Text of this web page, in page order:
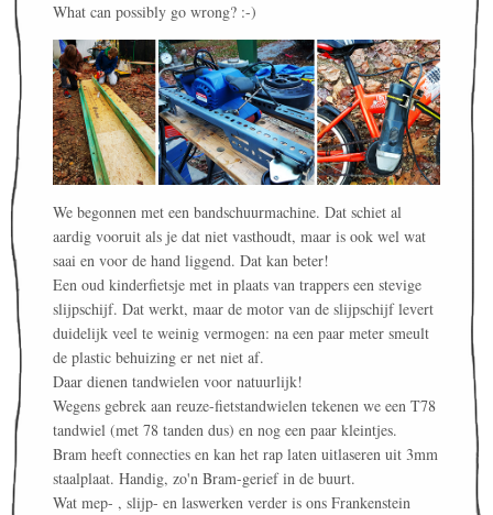
What can possibly go wrong? :-)
We begonnen met een bandschuurmachine. Dat schiet al
aardig vooruit als je dat niet vasthoudt, maar is ook wel wat
saai en voor de hand liggend. Dat kan beter!
Een oud kinderfietsje met in plaats van trappers een stevige
slijpschijf. Dat werkt, maar de motor van de slijpschijf levert
duidelijk veel te weinig vermogen: na een paar meter smeult
de plastic behuizing er net niet af.
Daar dienen tandwielen voor natuurlijk!
Wegens gebrek aan reuze-fietstandwielen tekenen we een T78
tandwiel (met 78 tanden dus) en nog een paar kleintjes.
Bram heeft connecties en kan het rap laten uitlaseren uit 3mm
staalplaat. Handig, zo'n Bram-gerief in de buurt.
Wat mep- , slijp- en laswerken verder is ons Frankenstein